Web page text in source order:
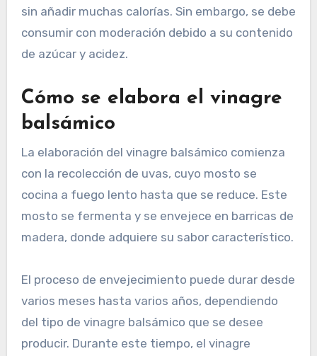
sin añadir muchas calorías. Sin embargo, se debe
consumir con moderación debido a su contenido
de azúcar y acidez.
Cómo se elabora el vinagre
balsámico
La elaboración del vinagre balsámico comienza
con la recolección de uvas, cuyo mosto se
cocina a fuego lento hasta que se reduce. Este
mosto se fermenta y se envejece en barricas de
madera, donde adquiere su sabor característico.
El proceso de envejecimiento puede durar desde
varios meses hasta varios años, dependiendo
del tipo de vinagre balsámico que se desee
producir. Durante este tiempo, el vinagre